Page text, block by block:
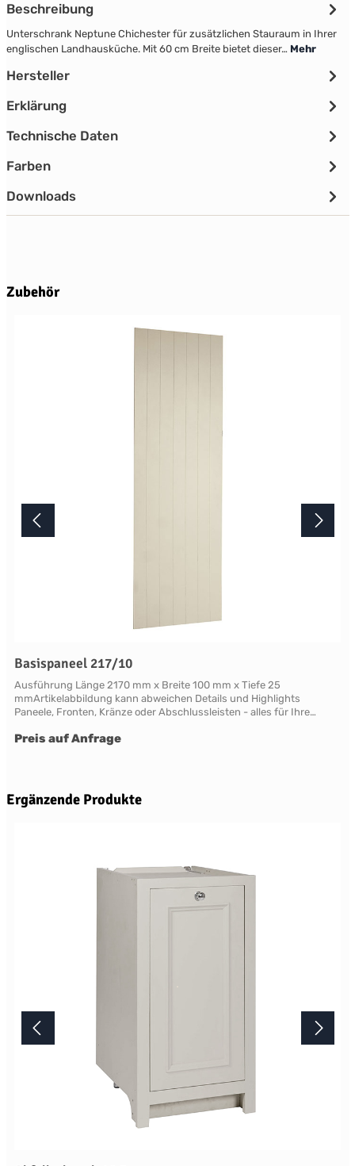
Beschreibung
Unterschrank Neptune Chichester für zusätzlichen Stauraum in Ihrer
englischen Landhausküche. Mit 60 cm Breite bietet dieser… Mehr
Hersteller
Erklärung
Technische Daten
Farben
Downloads
Produktgalerie überspringen
Zubehör
Basispaneel 217/10
Ausführung Länge 2170 mm x Breite 100 mm x Tiefe 25
mmArtikelabbildung kann abweichen Details und Highlights
Paneele, Fronten, Kränze oder Abschlussleisten - alles für Ihre
variablen Ausstattungen und DimensionenNahezu grenzenlose
dieser "handpainted" Oberflächen sind der matte Glanz und der
sichtbare feine Pinseleffekt. Die visuelle und haptische Wirkung einer
englischen Manufaktur gefertigt.Die Lieferzeit beträgt daher
mindestens acht Wochen. Mehr Informationen Bitte beachten Sie,
aufgrund der Lichtverhältnisse bei der Produktfotografie und
unterschiedlichenBildschirmeinstellungen kann es dazu kommen,
Preis auf Anfrage
Produktgalerie überspringen
Ergänzende Produkte